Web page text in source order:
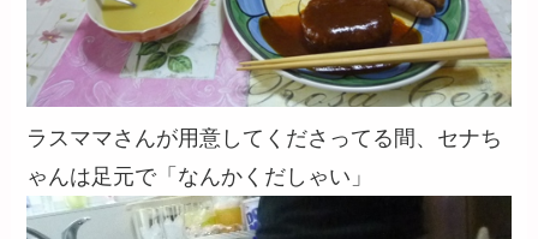
ラスママさんが用意してくださってる間、セナち
ゃんは足元で「なんかくだしゃい」